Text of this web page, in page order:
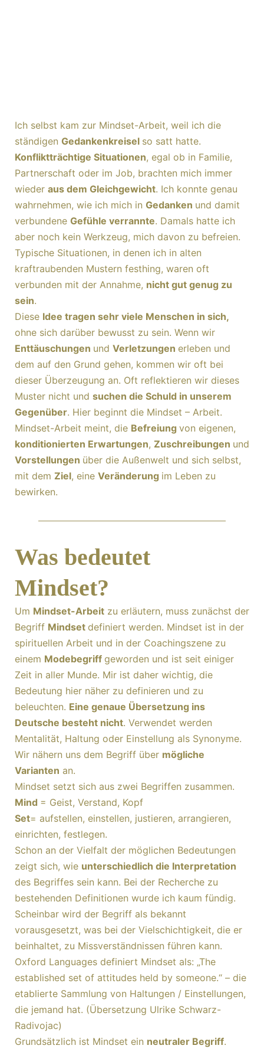
Ich selbst kam zur Mindset-Arbeit, weil ich die
ständigen Gedankenkreisel so satt hatte.
Konfliktträchtige Situationen, egal ob in Familie,
Partnerschaft oder im Job, brachten mich immer
wieder aus dem Gleichgewicht. Ich konnte genau
wahrnehmen, wie ich mich in Gedanken und damit
verbundene Gefühle verrannte. Damals hatte ich
aber noch kein Werkzeug, mich davon zu befreien.
Typische Situationen, in denen ich in alten
kraftraubenden Mustern festhing, waren oft
verbunden mit der Annahme, nicht gut genug zu
sein.
Diese Idee tragen sehr viele Menschen in sich,
ohne sich darüber bewusst zu sein. Wenn wir
Enttäuschungen und Verletzungen erleben und
dem auf den Grund gehen, kommen wir oft bei
dieser Überzeugung an. Oft reflektieren wir dieses
Muster nicht und suchen die Schuld in unserem
Gegenüber. Hier beginnt die Mindset – Arbeit.
Mindset-Arbeit meint, die Befreiung von eigenen,
konditionierten Erwartungen, Zuschreibungen und
Vorstellungen über die Außenwelt und sich selbst,
mit dem Ziel, eine Veränderung im Leben zu
bewirken.
Was bedeutet
Mindset?
Um Mindset-Arbeit zu erläutern, muss zunächst der
Begriff Mindset definiert werden. Mindset ist in der
spirituellen Arbeit und in der Coachingszene zu
einem Modebegriff geworden und ist seit einiger
Zeit in aller Munde. Mir ist daher wichtig, die
Bedeutung hier näher zu definieren und zu
beleuchten. Eine genaue Übersetzung ins
Deutsche besteht nicht. Verwendet werden
Mentalität, Haltung oder Einstellung als Synonyme.
Wir nähern uns dem Begriff über mögliche
Varianten an.
Mindset setzt sich aus zwei Begriffen zusammen.
Mind = Geist, Verstand, Kopf
Set= aufstellen, einstellen, justieren, arrangieren,
einrichten, festlegen.
Schon an der Vielfalt der möglichen Bedeutungen
zeigt sich, wie unterschiedlich die Interpretation
des Begriffes sein kann. Bei der Recherche zu
bestehenden Definitionen wurde ich kaum fündig.
Scheinbar wird der Begriff als bekannt
vorausgesetzt, was bei der Vielschichtigkeit, die er
beinhaltet, zu Missverständnissen führen kann.
Oxford Languages definiert Mindset als: „The
established set of attitudes held by someone.“ – die
etablierte Sammlung von Haltungen / Einstellungen,
die jemand hat. (Übersetzung Ulrike Schwarz-
Radivojac)
Grundsätzlich ist Mindset ein neutraler Begriff.